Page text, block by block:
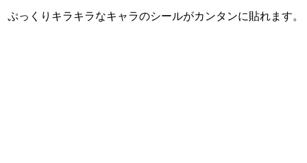
ぷっくりキラキラなキャラのシールがカンタンに貼れます。